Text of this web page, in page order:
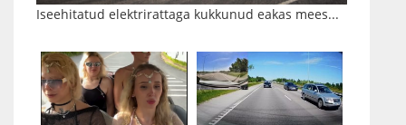
Iseehitatud elektrirattaga kukkunud eakas mees...